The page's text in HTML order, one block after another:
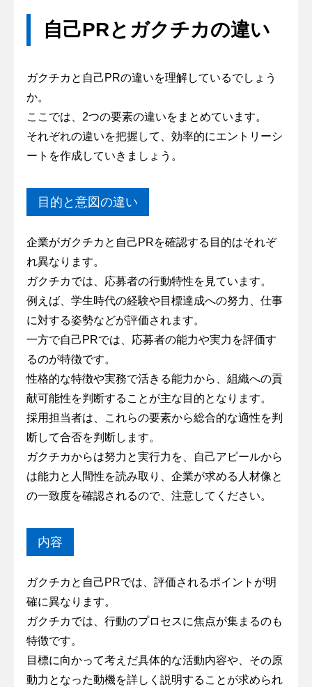
自己PRとガクチカの違い
ガクチカと自己PRの違いを理解しているでしょう
か。
ここでは、2つの要素の違いをまとめています。
それぞれの違いを把握して、効率的にエントリーシ
ートを作成していきましょう。
目的と意図の違い
企業がガクチカと自己PRを確認する目的はそれぞ
れ異なります。
ガクチカでは、応募者の行動特性を見ています。
例えば、学生時代の経験や目標達成への努力、仕事
に対する姿勢などが評価されます。
一方で自己PRでは、応募者の能力や実力を評価す
るのが特徴です。
性格的な特徴や実務で活きる能力から、組織への貢
献可能性を判断することが主な目的となります。
採用担当者は、これらの要素から総合的な適性を判
断して合否を判断します。
ガクチカからは努力と実行力を、自己アピールから
は能力と人間性を読み取り、企業が求める人材像と
の一致度を確認されるので、注意してください。
内容
ガクチカと自己PRでは、評価されるポイントが明
確に異なります。
ガクチカでは、行動のプロセスに焦点が集まるのも
特徴です。
目標に向かって考えだ具体的な活動内容や、その原
動力となった動機を詳しく説明することが求められ